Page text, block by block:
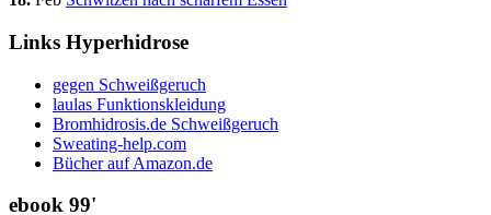
Links Hyperhidrose
gegen Schweißgeruch
laulas Funktionskleidung
Bromhidrosis.de Schweißgeruch
Sweating-help.com
Bücher auf Amazon.de
ebook 99'